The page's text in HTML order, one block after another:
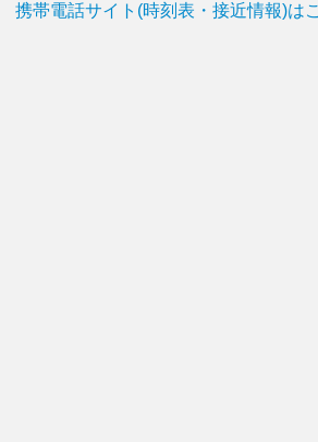
携帯電話サイト(時刻表・接近情報)は